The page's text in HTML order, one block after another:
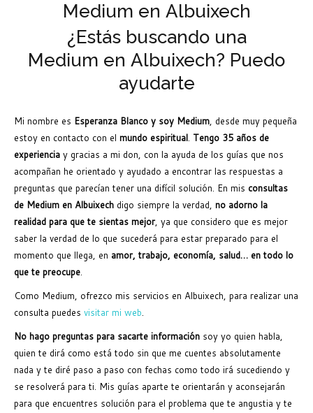
Medium en Albuixech
¿Estás buscando una
Medium en Albuixech? Puedo
ayudarte
Mi nombre es Esperanza Blanco y soy Medium, desde muy pequeña
estoy en contacto con el mundo espiritual. Tengo 35 años de
experiencia y gracias a mi don, con la ayuda de los guías que nos
acompañan he orientado y ayudado a encontrar las respuestas a
preguntas que parecían tener una difícil solución. En mis consultas
de Medium en Albuixech digo siempre la verdad, no adorno la
realidad para que te sientas mejor, ya que considero que es mejor
saber la verdad de lo que sucederá para estar preparado para el
momento que llega, en amor, trabajo, economía, salud… en todo lo
que te preocupe.
Como Medium, ofrezco mis servicios en Albuixech, para realizar una
consulta puedes visitar mi web.
No hago preguntas para sacarte información soy yo quien habla,
quien te dirá como está todo sin que me cuentes absolutamente
nada y te diré paso a paso con fechas como todo irá sucediendo y
se resolverá para ti. Mis guías aparte te orientarán y aconsejarán
para que encuentres solución para el problema que te angustia y te